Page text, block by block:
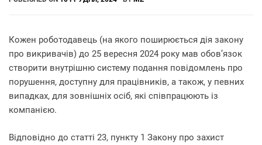
Кожен роботодавець (на якого поширюється дія закону
про викривачів) до 25 вересня 2024 року мав обов’язок
створити внутрішню систему подання повідомлень про
порушення, доступну для працівників, а також, у певних
випадках, для зовнішніх осіб, які співпрацюють із
компанією.
Відповідно до статті 23, пункту 1 Закону про захист